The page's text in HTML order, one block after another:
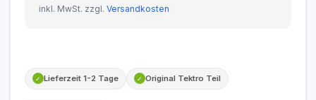
inkl. MwSt. zzgl. Versandkosten
✓ Lieferzeit 1-2 Tage ✓ Original Tektro Teil